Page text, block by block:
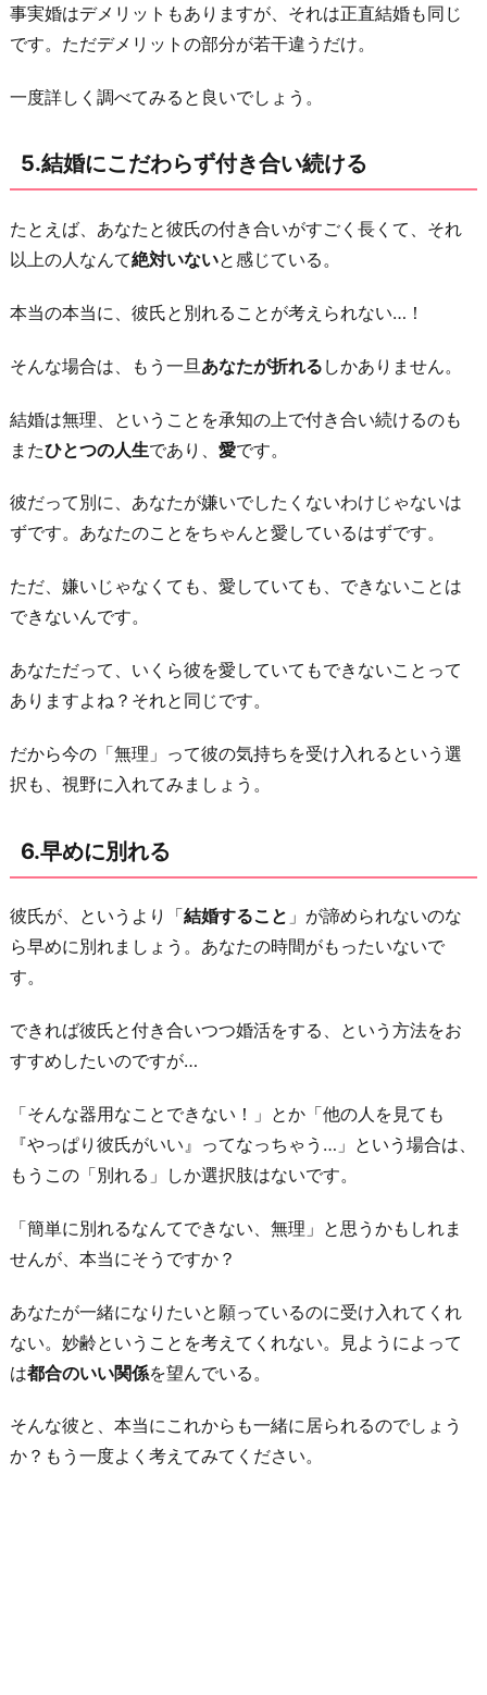
事実婚はデメリットもありますが、それは正直結婚も同じ
です。ただデメリットの部分が若干違うだけ。
一度詳しく調べてみると良いでしょう。
5.結婚にこだわらず付き合い続ける
たとえば、あなたと彼氏の付き合いがすごく長くて、それ
以上の人なんて絶対いないと感じている。
本当の本当に、彼氏と別れることが考えられない…！
そんな場合は、もう一旦 あなたが折れる しかありません。
結婚は無理、ということを承知の上で付き合い続けるのも
またひとつの人生であり、 愛です。
彼だって別に、あなたが嫌いでしたくないわけじゃないは
ずです。あなたのことをちゃんと愛しているはずです。
ただ、嫌いじゃなくても、愛していても、できないことは
できないんです。
あなただって、いくら彼を愛していてもできないことって
ありますよね？それと同じです。
だから今の「無理」って彼の気持ちを受け入れるという選
択も、視野に入れてみましょう。
6.早めに別れる
彼氏が、というより「結婚すること 」が諦められないのな
ら早めに別れましょう。あなたの時間がもったいないで
す。
できれば彼氏と付き合いつつ婚活をする、という方法をお
すすめしたいのですが…
「そんな器用なことできない！」とか「他の人を見ても
『やっぱり彼氏がいい』ってなっちゃう…」という場合は、
もうこの「別れる」しか選択肢はないです。
「簡単に別れるなんてできない、無理」と思うかもしれま
せんが、本当にそうですか？
あなたが一緒になりたいと願っているのに受け入れてくれ
ない。妙齢ということを考えてくれない。見ようによって
は都合のいい関係を望んでいる。
そんな彼と、本当にこれからも一緒に居られるのでしょう
か？もう一度よく考えてみてください。